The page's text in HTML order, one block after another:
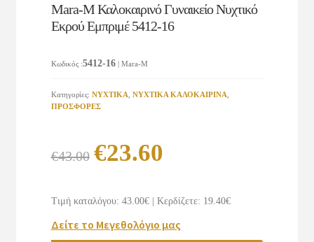
Mara-M Καλοκαιρινό Γυναικείο Νυχτικό
Εκρού Εμπριμέ 5412-16
Κωδικός :5412-16 | Mara-M
Κατηγορίες: ΝΥΧΤΙΚΑ ΝΥΧΤΙΚΑ ΚΑΛΟΚΑΙΡΙΝΑ
ΠΡΟΣΦΟΡΕΣ
€43.00
Original
was:
€43.00.
€23.60
τιμή
είναι:
Τιμή καταλόγου: 43.00€ | Κερδίζετε: 19.40€
Δείτε το Μεγεθολόγιο μας